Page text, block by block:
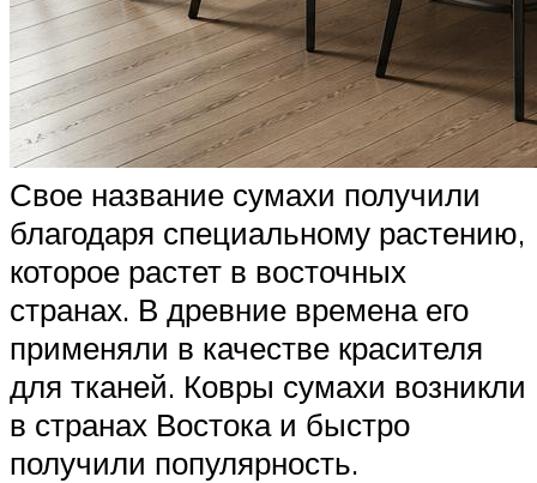
Свое название сумахи получили
благодаря специальному растению,
которое растет в восточных
странах. В древние времена его
применяли в качестве красителя
для тканей. Ковры сумахи возникли
в странах Востока и быстро
получили популярность.